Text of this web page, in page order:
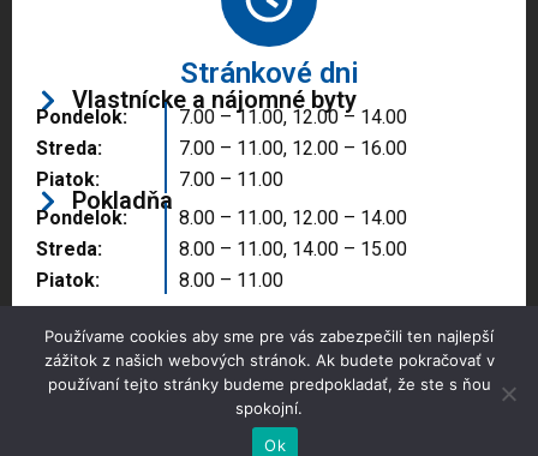
Stránkové dni
Vlastnícke a nájomné byty
Pondelok:
Streda:
Piatok:
7.00 – 11.00, 12.00 – 14.00
7.00 – 11.00, 12.00 – 16.00
7.00 – 11.00
Pokladňa
Pondelok:
Streda:
Piatok:
8.00 – 11.00, 12.00 – 14.00
8.00 – 11.00, 14.00 – 15.00
8.00 – 11.00
Copyright © 2025 Správa majetku mesta, n.o.,
Partizánske
Používame cookies aby sme pre vás zabezpečili ten najlepší
zážitok z našich webových stránok. Ak budete pokračovať v
používaní tejto stránky budeme predpokladať, že ste s ňou
spokojní.
Ok